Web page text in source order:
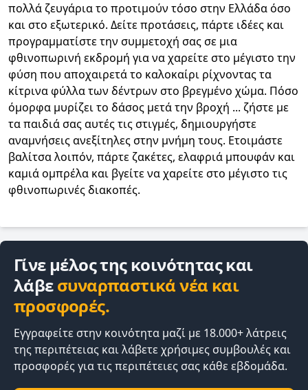
πολλά ζευγάρια το προτιμούν τόσο στην Ελλάδα όσο
και στο εξωτερικό. Δείτε προτάσεις, πάρτε ιδέες και
προγραμματίστε την συμμετοχή σας σε μια
φθινοπωρινή εκδρομή για να χαρείτε στο μέγιστο την
φύση που αποχαιρετά το καλοκαίρι ρίχνοντας τα
κίτρινα φύλλα των δέντρων στο βρεγμένο χώμα. Πόσο
όμορφα μυρίζει το δάσος μετά την βροχή ... ζήστε με
τα παιδιά σας αυτές τις στιγμές, δημιουργήστε
αναμνήσεις ανεξίτηλες στην μνήμη τους. Ετοιμάστε
βαλίτσα λοιπόν, πάρτε ζακέτες, ελαφριά μπουφάν και
καμιά ομπρέλα και βγείτε να χαρείτε στο μέγιστο τις
φθινοπωρινές διακοπές.
Γίνε μέλος της κοινότητας και
λάβεσυναρπαστικά νέα και
προσφορές.
Εγγραφείτε στην κοινότητα μαζί με 18.000+ λάτρεις
της περιπέτειας και λάβετε χρήσιμες συμβουλές και
προσφορές για τις περιπέτειες σας κάθε εβδομάδα.